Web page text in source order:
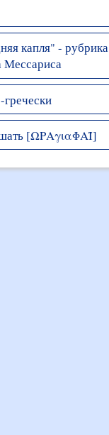
капля" - рубрика
Мессариса
[ΩΡΑγιαΦΑΪ]